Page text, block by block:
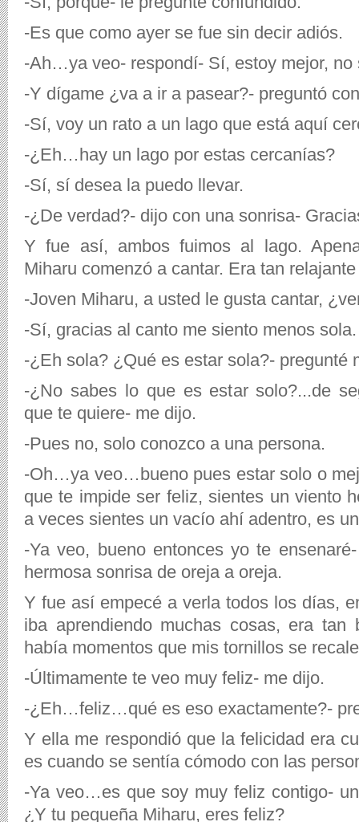
-Es que como ayer se fue sin decir adiós.
-Ah…ya veo- respondí- Sí, estoy mejor, no
-Y dígame ¿va a ir a pasear?- preguntó
-Sí, voy un rato a un lago que está aquí
-¿Eh…hay un lago por estas cercanías?
-Sí, sí desea la puedo llevar.
-¿De verdad?- dijo con una sonrisa-
Y fue así, ambos fuimos al lago.
Miharu comenzó a cantar. Era tan
-Joven Miharu, a usted le gusta cantar,
-Sí, gracias al canto me siento menos sola.
-¿Eh sola? ¿Qué es estar sola?- pregunté
-¿No sabes lo que es estar solo?...de
que te quiere- me dijo.
-Pues no, solo conozco a una persona.
-Oh…ya veo…bueno pues estar solo o
que te impide ser feliz, sientes un viento
a veces sientes un vacío ahí adentro, es
-Ya veo, bueno entonces yo te
hermosa sonrisa de oreja a oreja.
Y fue así empecé a verla todos los días,
iba aprendiendo muchas cosas, era tan
había momentos que mis tornillos se
-Últimamente te veo muy feliz- me dijo.
-¿Eh…feliz…qué es eso exactamente?-
Y ella me respondió que la felicidad era
es cuando se sentía cómodo con las
-Ya veo…es que soy muy feliz contigo-
¿Y tu pequeña Miharu, eres feliz?